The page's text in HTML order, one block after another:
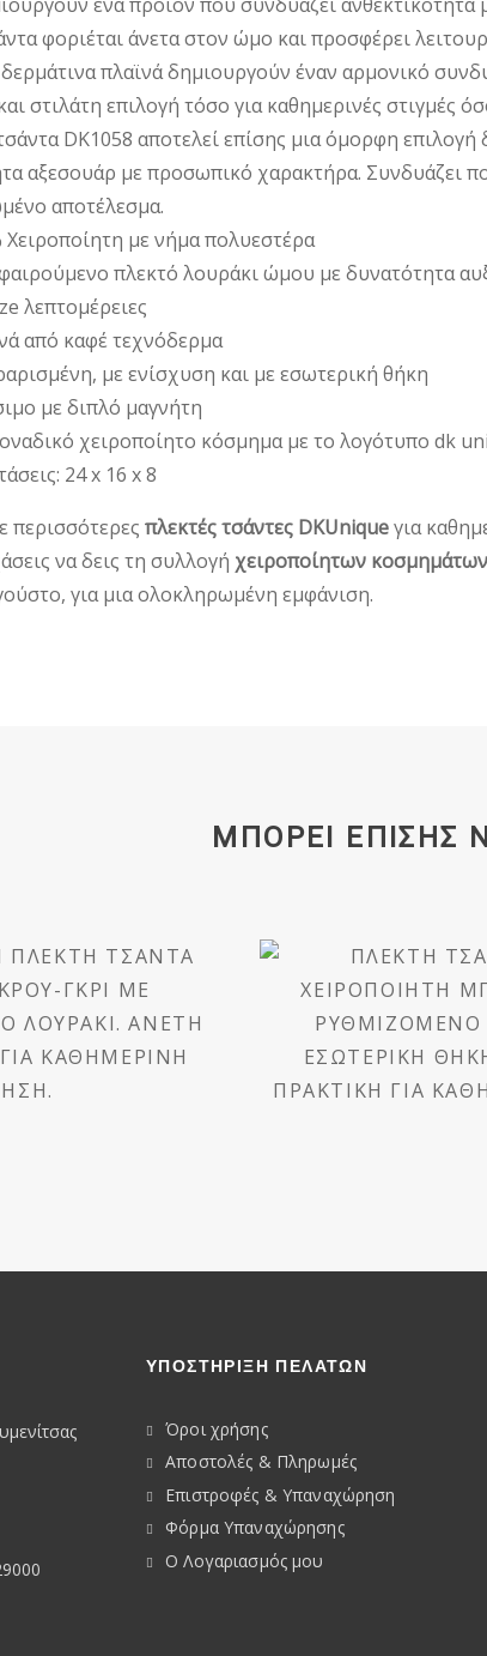
φοριέται άνετα στον ώμο και προσφέρει
δερμάτινα πλαϊνά δημιουργούν έναν αρμονικό
στιλάτη επιλογή τόσο για καθημερινές στιγμές
DK1058 αποτελεί επίσης μια όμορφη
αξεσουάρ με προσωπικό χαρακτήρα. Συνδυάζει
αποτέλεσμα.
Χειροποίητη με νήμα πολυεστέρα
πλεκτό λουράκι ώμου με δυνατότητα
λεπτομέρειες
από καφέ τεχνόδερμα
με ενίσχυση και με εσωτερική θήκη
με διπλό μαγνήτη
χειροποίητο κόσμημα με το λογότυπο dk
24 x 16 x 8
περισσότερες πλεκτές τσάντες DKUniqueγια
να δεις τη συλλογή χειροποίητων
για μια ολοκληρωμένη εμφάνιση.
ΜΠΟΡΕΊ ΕΠΊΣΗΣ
ΤΣΆΝΤΑ
ΓΚΡΙ
(ΜΕ ΦΠΑ)
ΜΠΕΖ
€96,00
ΥΠΟΣΤΗΡΙΞΗ ΠΕΛΑΤΩΝ
Όροι χρήσης
Αποστολές & Πληρωμές
Επιστροφές & Υπαναχώρηση
Φόρμα Υπαναχώρησης
Ο Λογαριασμός μου